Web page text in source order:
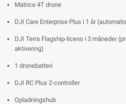
Matrice 4T drone
DJI Care Enterprise Plus i 1 år
DJI Terra Flagship-licens i 3 måneder
aktivering)
1 dronebatteri
DJI RC Plus 2-controller
Opladningshub